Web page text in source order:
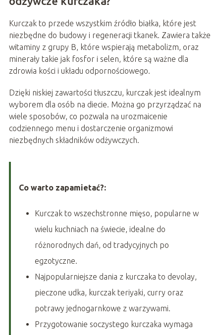
Kurczak to przede wszystkim źródło białka, które jest
niezbędne do budowy i regeneracji tkanek. Zawiera także
witaminy z grupy B, które wspierają metabolizm, oraz
minerały takie jak fosfor i selen, które są ważne dla
zdrowia kości i układu odpornościowego.
Dzięki niskiej zawartości tłuszczu, kurczak jest idealnym
wyborem dla osób na diecie. Można go przyrządzać na
wiele sposobów, co pozwala na urozmaicenie
codziennego menu i dostarczenie organizmowi
niezbędnych składników odżywczych.
Co warto zapamietać?:
Kurczak to wszechstronne mięso, popularne w
wielu kuchniach na świecie, idealne do
różnorodnych dań, od tradycyjnych po
egzotyczne.
Najpopularniejsze dania z kurczaka to devolay,
pieczone udka, kurczak teriyaki, curry oraz
potrawy jednogarnkowe z warzywami.
Przygotowanie soczystego kurczaka wymaga